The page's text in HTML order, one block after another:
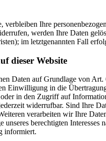
Ihre
werden Ihre Daten
im letztgenannten Fall
dieser Website
Daten auf Grundlage von
in die
in den Zugriff auf
widerrufbar. Sind Ihre
verarbeiten wir Ihre
berechtigten
informiert.